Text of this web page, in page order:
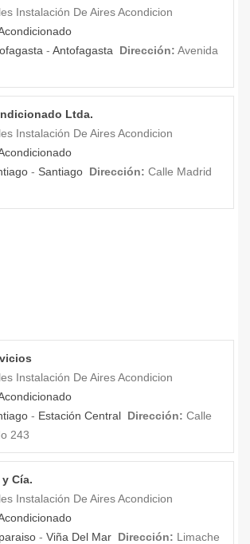
Instalación De Aires Acondicion
- Antofagasta Dirección: Avenida
Ltda.
Instalación De Aires Acondicion
- Santiago Dirección: Calle Madrid
Instalación De Aires Acondicion
- Estación Central Dirección: Calle
243
Cía.
Instalación De Aires Acondicion
- Viña Del Mar Dirección: Limache